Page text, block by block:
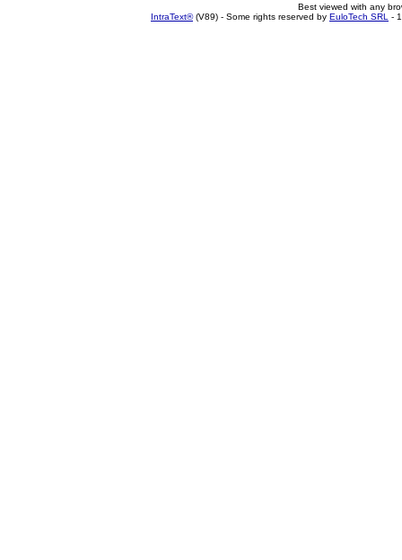
Best viewed with any
IntraText®(V89) - Some rights reserved by EuloTech SRL -